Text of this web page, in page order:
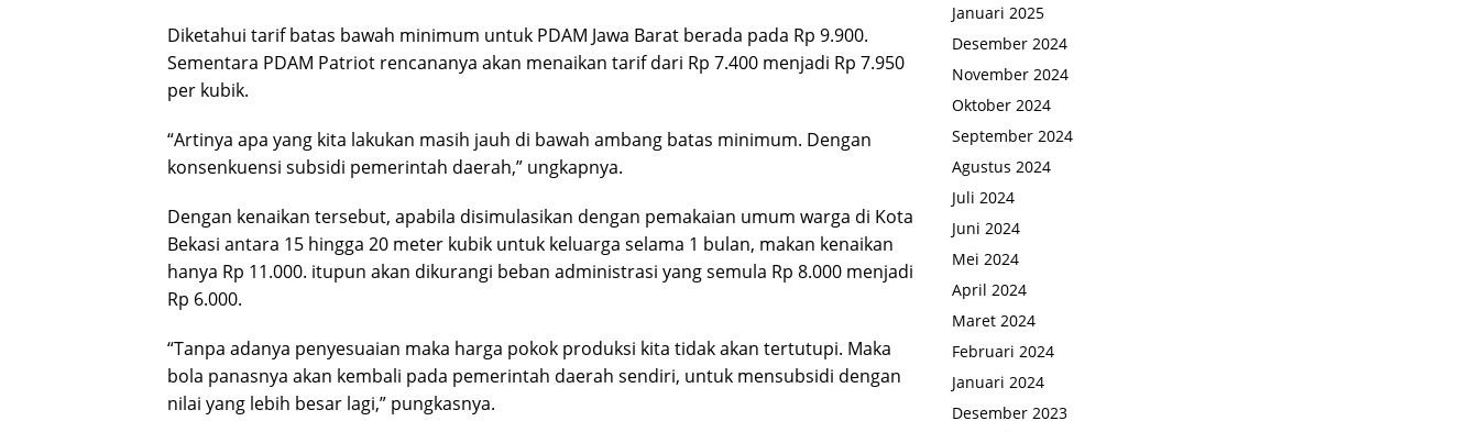
Diketahui tarif batas bawah minimum untuk PDAM Jawa Barat berada pada Rp 9.900.
Sementara PDAM Patriot rencananya akan menaikan tarif dari Rp 7.400 menjadi Rp 7.950
per kubik.
“Artinya apa yang kita lakukan masih jauh di bawah ambang batas minimum. Dengan
konsenkuensi subsidi pemerintah daerah,” ungkapnya.
Dengan kenaikan tersebut, apabila disimulasikan dengan pemakaian umum warga di Kota
Bekasi antara 15 hingga 20 meter kubik untuk keluarga selama 1 bulan, makan kenaikan
hanya Rp 11.000. itupun akan dikurangi beban administrasi yang semula Rp 8.000 menjadi
Rp 6.000.
“Tanpa adanya penyesuaian maka harga pokok produksi kita tidak akan tertutupi. Maka
bola panasnya akan kembali pada pemerintah daerah sendiri, untuk mensubsidi dengan
nilai yang lebih besar lagi,” pungkasnya.
Januari 2025
Desember 2024
November 2024
Oktober 2024
September 2024
Agustus 2024
Juli 2024
Juni 2024
Mei 2024
April 2024
Maret 2024
Februari 2024
Januari 2024
Desember 2023